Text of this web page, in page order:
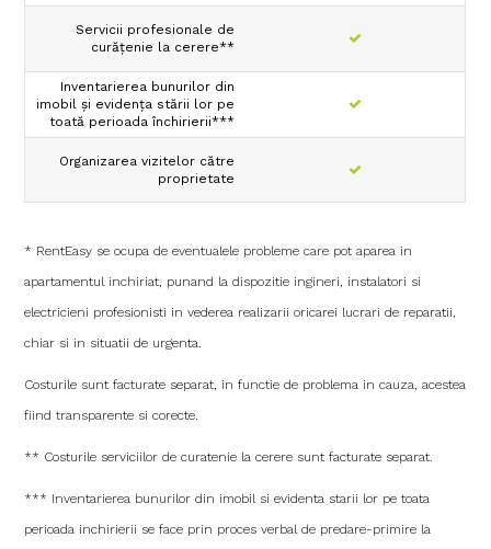
Servicii profesionale de
curăţenie la cerere**
Inventarierea bunurilor din
imobil şi evidenţa stării lor pe
toată perioada închirierii***
Organizarea vizitelor către
proprietate
* RentEasy se ocupa de eventualele probleme care pot aparea in
apartamentul inchiriat, punand la dispozitie ingineri, instalatori si
electricieni profesionisti in vederea realizarii oricarei lucrari de reparatii,
chiar si in situatii de urgenta.
Costurile sunt facturate separat, in functie de problema in cauza, acestea
fiind transparente si corecte.
** Costurile serviciilor de curatenie la cerere sunt facturate separat.
*** Inventarierea bunurilor din imobil si evidenta starii lor pe toata
perioada inchirierii se face prin proces verbal de predare-primire la